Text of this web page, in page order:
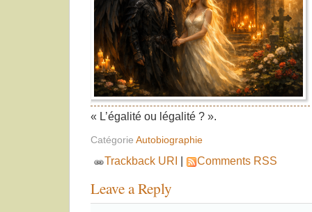
« L’égalité ou légalité ? ».
Catégorie Autobiographie
Trackback URI Comments RSS
Leave a Reply